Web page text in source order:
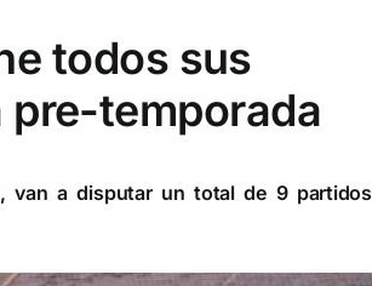
todos sus
pre-temporada
van a disputar un total de 9 partidos